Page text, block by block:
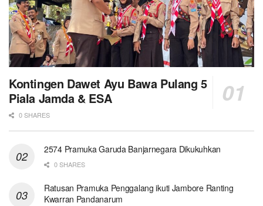
Kontingen Dawet Ayu Bawa Pulang 5
Piala Jamda & ESA
0 SHARES
2574 Pramuka Garuda Banjarnegara Dikukuhkan
0 SHARES
Ratusan Pramuka Penggalang ikuti Jambore Ranting
Kwarran Pandanarum